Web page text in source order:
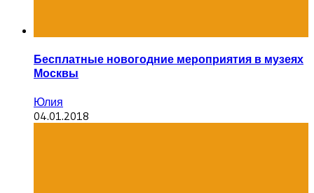
Бесплатные новогодние мероприятия в музеях
Москвы
Юлия
04.01.2018